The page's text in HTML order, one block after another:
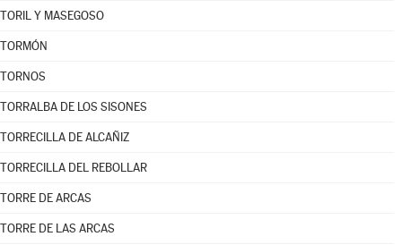
TORIL Y MASEGOSO
TORMÓN
TORNOS
TORRALBA DE LOS SISONES
TORRECILLA DE ALCAÑIZ
TORRECILLA DEL REBOLLAR
TORRE DE ARCAS
TORRE DE LAS ARCAS